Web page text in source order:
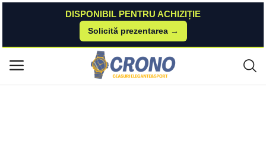
DISPONIBIL PENTRU ACHIZIȚIE
Solicită prezentarea →
Meniu principal
Top Produse si Promotii
SMARTECH Breloc aromaterapie, difuzor pentru uleiuri esentiale V33